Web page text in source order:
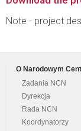
Note - project
O Narodowym
Zadania NCN
Dyrekcja
Rada NCN
Koordynatorzy